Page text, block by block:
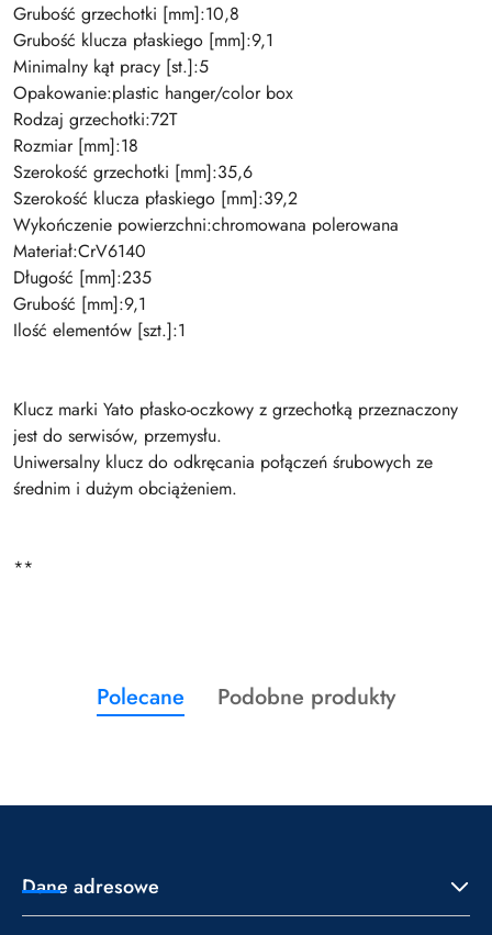
Grubość grzechotki [mm]:10,8
Grubość klucza płaskiego [mm]:9,1
Minimalny kąt pracy [st.]:5
Opakowanie:plastic hanger/color box
Rodzaj grzechotki:72T
Rozmiar [mm]:18
Szerokość grzechotki [mm]:35,6
Szerokość klucza płaskiego [mm]:39,2
Wykończenie powierzchni:chromowana polerowana
Materiał:CrV6140
Długość [mm]:235
Grubość [mm]:9,1
Ilość elementów [szt.]:1
Klucz marki Yato płasko-oczkowy z grzechotką przeznaczony
jest do serwisów, przemysłu.
Uniwersalny klucz do odkręcania połączeń śrubowych ze
średnim i dużym obciążeniem.
**
Pomiń karuzelę produktów
Produkty
o
Polecane
Produkty
Podobne produkty
Dane adresowe